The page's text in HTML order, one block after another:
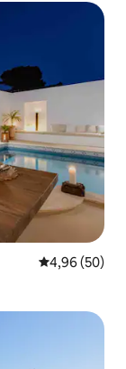
Средна
4,96 (50)